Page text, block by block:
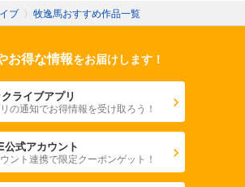
ブ 〉 牧逸馬おすすめ作品一覧
お得な情報をお届けします！
ライブアプリ
の通知でお得情報を受け取ろう！
公式アカウント
ント連携で限定クーポンゲット！